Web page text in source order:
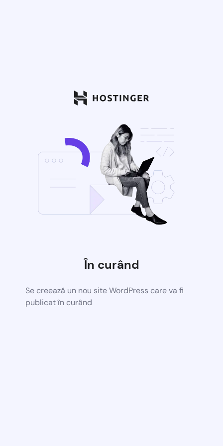
În curând
Se creează un nou site WordPress care va fi
publicat în curând